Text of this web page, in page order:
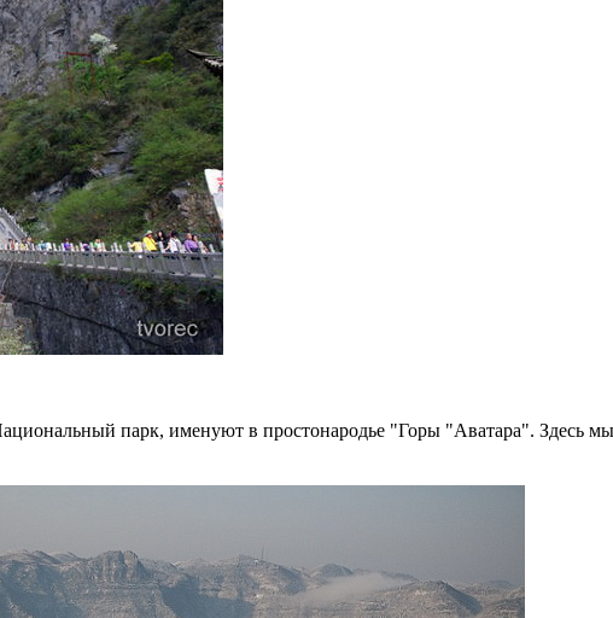
парк, именуют в простонародье "Горы "Аватара". Здесь